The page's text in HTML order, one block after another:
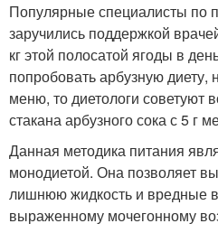
Популярные специалисты по
заручились поддержкой
кг этой полосатой ягоды в
попробовать арбузную диету,
меню, то диетологи советуют
стакана арбузного сока с 5 г
Данная методика питания
монодиетой. Она позволяет
лишнюю жидкость и вредные
выраженному мочегонному